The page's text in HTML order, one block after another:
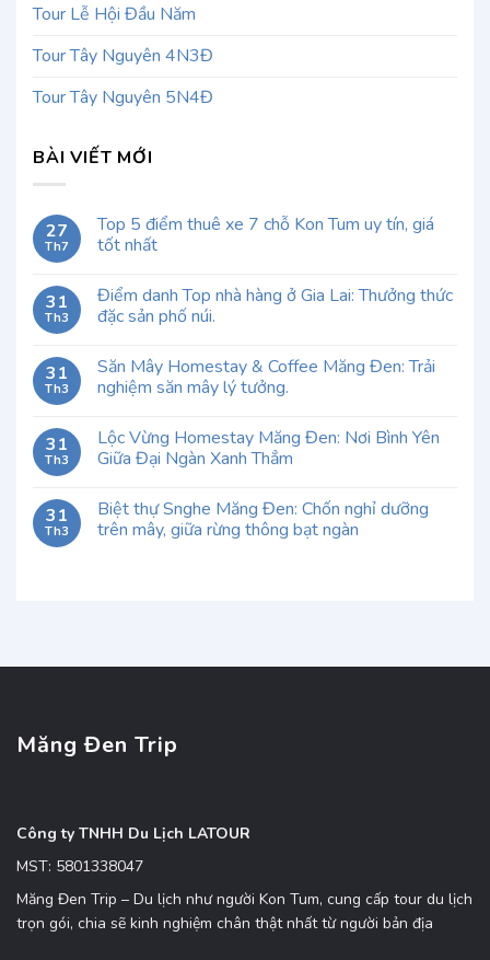
Tour Lễ Hội Đầu Năm
Tour Tây Nguyên 4N3Đ
Tour Tây Nguyên 5N4Đ
BÀI VIẾT MỚI
27
Th7
Top 5 điểm thuê xe 7 chỗ Kon Tum uy tín, giá
tốt nhất
31
Th3
Điểm danh Top nhà hàng ở Gia Lai: Thưởng thức
đặc sản phố núi.
31
Th3
Săn Mây Homestay & Coffee Măng Đen: Trải
nghiệm săn mây lý tưởng.
31
Th3
Lộc Vừng Homestay Măng Đen: Nơi Bình Yên
Giữa Đại Ngàn Xanh Thẳm
31
Th3
Biệt thự Snghe Măng Đen: Chốn nghỉ dưỡng
trên mây, giữa rừng thông bạt ngàn
Măng Đen Trip
Công ty TNHH Du Lịch LATOUR
MST: 5801338047
Măng Đen Trip – Du lịch như người Kon Tum, cung cấp tour du lịch
trọn gói, chia sẽ kinh nghiệm chân thật nhất từ người bản địa